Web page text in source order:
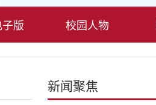
版 校园人物
新闻聚焦